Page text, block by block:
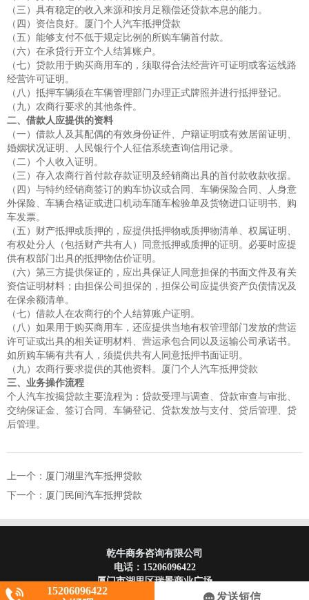
（三）具有稳定的收入来源和按月足额偿还贷款本息的能力。
（四）资信良好。厦门个人汽车抵押贷款
（五）能够支付不低于规定比例的所购车辆首付款。
（六）在承贷行开立个人结算账户。
（七）贷款用于购买商用车的，须取得合法经营许可证明或客运线路
经营许可证明。
（八）抵押车辆须在车辆管理部门办理正式牌照并进行抵押登记。
（九）农商行要求的其他条件。
二、借款人应提供的资料
（一）借款人及其配偶的有效身份证件、户籍证明或有效居留证明、
婚姻状况证明、人民银行个人征信系统查询信用记录。
（二）个人收入证明。
（三）存入农商行首付款存款证明及经销商出具的首付款收款收据。
（四）与特约经销商签订的购车协议或合同、车辆保险合同、人身意
外保险、车辆合格证或进口机动车随车检验单及货物进口证明书、购
车发票。
（五）财产抵押或质押的，应提供抵押物或质押物清单、权属证明、
有权处分人（包括财产共有人）同意抵押或质押的证明。必要时应提
供有权部门出具的抵押物估价证明。
（六）第三方提供保证的，应出具保证人同意担保的书面文件及有关
资信证明材料；由担保公司担保的，担保公司应提供资产负债情况及
在保余额清单。
（七）借款人在农商行的个人结算账户证明。
（八）如果用于购买商用车，还应提供当地有权管理部门发放的营运
许可证或出具的相关证明材料、营运承包合同以及运输公司承诺书。
如所购车辆有共有人，须提供共有人同意抵押书面证明。
（九）农商行要求提供的其他资料。厦门个人汽车抵押贷款
三、业务操作流程
个人汽车按揭贷款主要流程为：贷款受理与调查、贷款审查与审批、
交纳保证金、签订合同、车辆登记、贷款发放与支付、贷后管理、贷
后管理。
上一个： 厦门湖里汽车抵押贷款
下一个： 厦门民间汽车抵押贷款
乾牛商务咨询有限公司
电话： 15206096422
厦门市湖里区瑞景商业广场
15206096422
发送短信